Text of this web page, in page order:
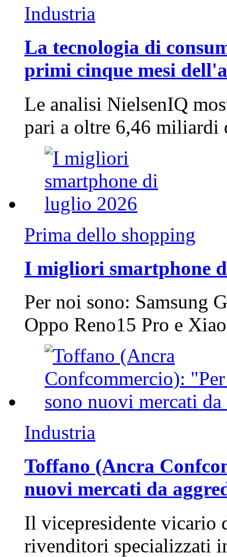
Industria
La tecnologia di
primi cinque mesi
Le analisi NielsenIQ
pari a oltre 6,46
Prima dello shopping
I migliori smartphone
Per noi sono: Samsung
Oppo Reno15 Pro e
Industria
Toffano (Ancra
nuovi mercati da
Il vicepresidente vicario
rivenditori specializzati